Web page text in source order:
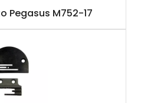
Pegasus M752-17